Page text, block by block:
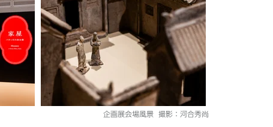
企画展会場風景 撮影：河合秀尚